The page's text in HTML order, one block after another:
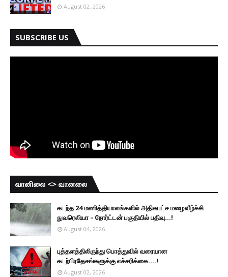
August 02, 2026
SUBSCRIBE US
வானிலை <> வானலை
கடந்த 24 மணித்தியாலங்களில் அதிகபட்ச மழைவீழ்ச்சி
நுவரெலியா – நோர்ட்டன் பகுதியில் பதிவு...!
August 04, 2026
புத்தளத்திலிருந்து பொத்துவில் வரையான
கடற்பிரதேசங்களுக்கு எச்சரிக்கை....!
August 02, 2026